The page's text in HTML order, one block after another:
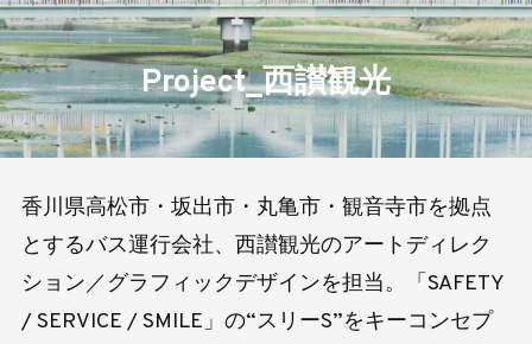
Project_西讃観光
香川県高松市・坂出市・丸亀市・観音寺市を拠点
とするバス運行会社、西讃観光のアートディレク
ション／グラフィックデザインを担当。「SAFETY
/ SERVICE / SMILE」の“スリーS”をキーコンセプ